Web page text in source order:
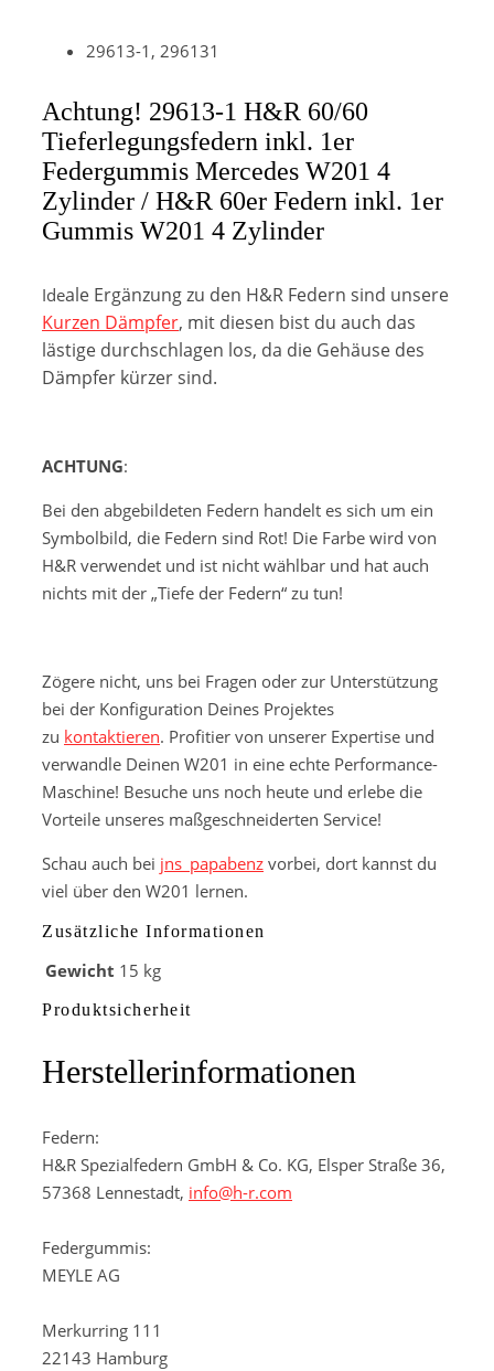
29613-1, 296131
Achtung! 29613-1 H&R 60/60
Tieferlegungsfedern inkl. 1er
Federgummis Mercedes W201 4
Zylinder / H&R 60er Federn inkl. 1er
Gummis W201 4 Zylinder
Ideale Ergänzung zu den H&R Federn sind unsere
Kurzen Dämpfer, mit diesen bist du auch das
lästige durchschlagen los, da die Gehäuse des
Dämpfer kürzer sind.
ACHTUNG:
Bei den abgebildeten Federn handelt es sich um ein
Symbolbild, die Federn sind Rot! Die Farbe wird von
H&R verwendet und ist nicht wählbar und hat auch
nichts mit der „Tiefe der Federn“ zu tun!
Zögere nicht, uns bei Fragen oder zur Unterstützung
bei der Konfiguration Deines Projektes
zu kontaktieren. Profitier von unserer Expertise und
verwandle Deinen W201 in eine echte Performance-
Maschine! Besuche uns noch heute und erlebe die
Vorteile unseres maßgeschneiderten Service!
Schau auch bei jns_papabenz vorbei, dort kannst du
viel über den W201 lernen.
Zusätzliche Informationen
Gewicht 15 kg
Produktsicherheit
Herstellerinformationen
Federn:
H&R Spezialfedern GmbH & Co. KG, Elsper Straße 36,
57368 Lennestadt, info@h-r.com
Federgummis:
MEYLE AG
Merkurring 111
22143 Hamburg